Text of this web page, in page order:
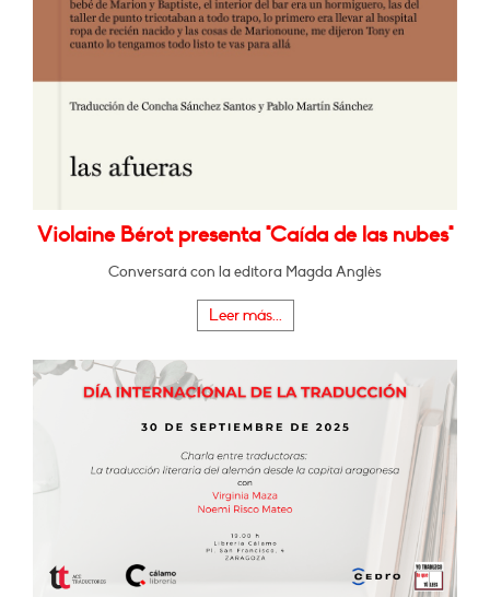
Violaine Bérot presenta "Caída de las nubes"
Conversará con la editora Magda Anglès
Leer más...